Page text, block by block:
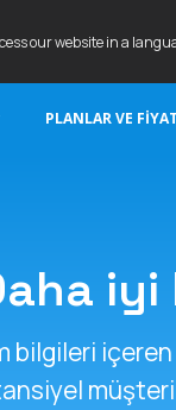
our website in a
PLANLAR VE
bilgileri